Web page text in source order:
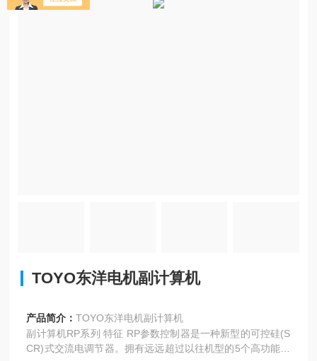
TOYO东洋电机副计算机
产品简介：TOYO东洋电机副计算机
副计算机RP系列 特征 RP参数控制器是一种新型的可控硅(S
CR)式交流电调节器。拥有远远超过以往机型的5个高功能，